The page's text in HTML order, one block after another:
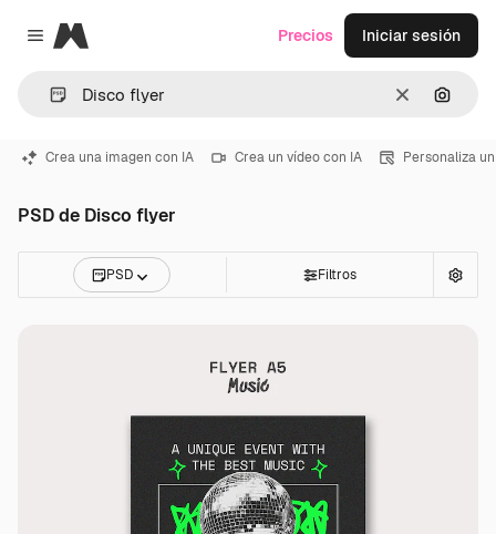
Close menu
Magnific
Borrar
Precios Iniciar sesión
Crea una imagen con IA Crea un vídeo con IA Personaliza
PSD de Disco flyer
PSD Filtros